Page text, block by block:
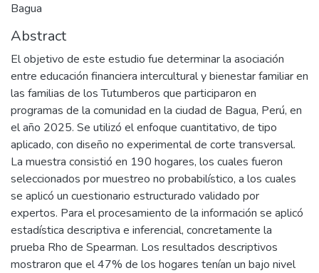
Bagua
Abstract
El objetivo de este estudio fue determinar la asociación
entre educación financiera intercultural y bienestar familiar en
las familias de los Tutumberos que participaron en
programas de la comunidad en la ciudad de Bagua, Perú, en
el año 2025. Se utilizó el enfoque cuantitativo, de tipo
aplicado, con diseño no experimental de corte transversal.
La muestra consistió en 190 hogares, los cuales fueron
seleccionados por muestreo no probabilístico, a los cuales
se aplicó un cuestionario estructurado validado por
expertos. Para el procesamiento de la información se aplicó
estadística descriptiva e inferencial, concretamente la
prueba Rho de Spearman. Los resultados descriptivos
mostraron que el 47% de los hogares tenían un bajo nivel